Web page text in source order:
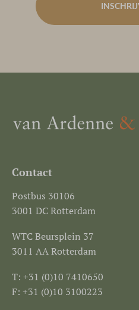
Contact
Postbus 30106
3001 DC Rotterdam
WTC Beursplein 37
3011 AA Rotterdam
T: +31 (0)10 7410650
F: +31 (0)10 3100223